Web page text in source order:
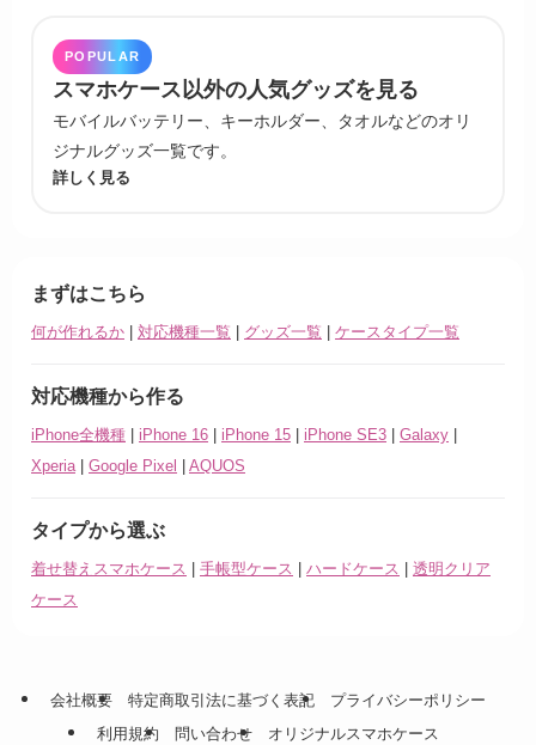
POPULAR
スマホケース以外の人気グッズを見る
モバイルバッテリー、キーホルダー、タオルなどのオリ
ジナルグッズ一覧です。
詳しく見る
まずはこちら
何が作れるか 対応機種一覧 グッズ一覧 ケースタイプ一覧
対応機種から作る
iPhone全機種 iPhone 16 iPhone 15 iPhone SE3 Galaxy
Xperia
Google Pixel AQUOS
タイプから選ぶ
着せ替えスマホケース 手帳型ケース ハードケース
透明クリア
ケース
会社概要 特定商取引法に基づく表記
プライバシーポリシー
利用規約
問い合わせ オリジナルスマホケース